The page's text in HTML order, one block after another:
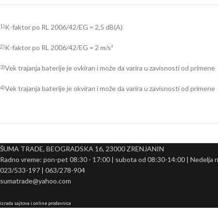
1)K-faktor po RL 2006/42/EG = 2,5 dB(A)
2)K-faktor po RL 2006/42/EG = 2 m/s²
3)Vek trajanja baterije je ovkiran i može da varira u zavisnosti od primene
4)Vek trajanja baterije je okviran i može da varira u zavisnosti od primene
ŠUMA TRADE, BEOGRADSKA 16, 23000 ZRENJANIN
Radno vreme: pon-pet 08:30 - 17:00 | subota od 08:30-14:00 | Nedelja
023/533-197 | 063/278-904
sumatrade@yahoo.com
izrada sajtova i online prodavnica